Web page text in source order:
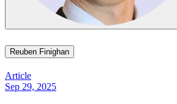
Reuben Finighan​​​​‌ ‍ ​‍​‍‌‍ ‌ ​‍‌‍‍‌‌‍‌ ‌‍‍‌‌‍ ‍​‍​‍​ ‍‍​‍​‍‌ ​ ‌‍​‌‌‍ ‍‌‍‍‌‌ ‌​‌ ‍‌​‍ ‍‌‍‍‌‌‍ ​‍​‍​‍ ​​‍​‍‌‍‍​‌ ​‍‌‍‌‌‌‍‌‍​‍​‍​ ‍‍​‍​‍‌‍‍​‌ ‌​‌ ‌​‌ ​​​ ‍‍​‍ ​‍ ‌‍ ​‌‍ ‌‍​ ‌‍​‌‌‍ ​‌‍‍​‌‍ ‌ ​ ‌ ‌​​ ‍‍​ ​ ​ ​ ​ ​ ​ ​ ​‍ ‌‍‍‌‌‍ ‍‌ ‌​‌‍‌‌‌‍ ‍‌ ‌​​‍ ‌‍‌‌‌‍‌​‌‍‍‌‌ ‌​​‍ ‌‍ ‌‌‍ ‌‍‌​‌‍‌‌​ ‌‌ ​​‌ ​‍‌‍‌‌‌ ​ ‌‍‌‌‌‍ ‍‌ ‌​‌‍​‌‌ ‌​‌‍‍‌‌‍ ‌‍ ‍​ ‍ ‌‍‍‌‌‍‌​​ ‌​ ‌​​ ‍​​ ‌‌‌‍​ ​ ​‍​ ‌ ​ ‌ ​ ‌​​‍ ‌​ ​ ​ ​‌​ ​ ​ ​ ​‍ ‌​ ‌​‌‍​ ​ ​ ​ ‌​​‍ ‌‌‍​‍​ ‍​​ ​‌‌‍​‍​‍ ‌​ ‌‌​ ‌ ​ ​‌​ ‍‌​ ​‌‌‍‌​‌‍​‍​ ‌‍​ ‌​‌‍​‌‌‍‌‌‌‍‌​​ ‍ ‌ ‌​‌ ‍‌‌ ​​‌‍‌‌​ ‌‌‍​‌‌ ‌‌‌ ‌​‌‍‍​‌‍ ‌ ​‍​ ‍ ‌ ​​‌‍​‌‌ ‌​‌‍‍​​ ‌‌‍ ‍‌‍​‌‌‍ ‌‌‍‌‌​ ‌‍​‍‌‍​‌‌ ​ ‌‍‌‌‌‌‌‌‌ ​‍‌‍ ​​ ‌‌‍‍​‌ ‌​‌ ‌​‌ ​​​‍‌‌​ ​ ‌​​‌​‍‌‌​ ​‍‌​‌‍​‍‌‌​ ​‍‌​‌‍‌‍ ​‌‍ ‌‍​ ‌‍​‌‌‍ ​‌‍‍​‌‍ ‌ ​ ‌ ‌​​‍‌‌​ ​ ‌​​‌​ ​ ​ ​ ​ ​ ​ ​ ​‍‌‍‌‍‍‌‌‍‌​​ ‌​ ‌​​ ‍​​ ‌‌‌‍​ ​ ​‍​ ‌ ​ ‌ ​ ‌​​‍ ‌​ ​ ​ ​‌​ ​ ​ ​ ​‍ ‌​ ‌​‌‍​ ​ ​ ​ ‌​​‍ ‌‌‍​‍​ ‍​​ ​‌‌‍​‍​‍ ‌​ ‌‌​ ‌ ​ ​‌​ ‍‌​ ​‌‌‍‌​‌‍​‍​ ‌‍​ ‌​‌‍​‌‌‍‌‌‌‍‌​​‍‌‍‌ ‌​‌ ‍‌‌ ​​‌‍‌‌​ ‌‌‍​‌‌ ‌‌‌ ‌​‌‍‍​‌‍ ‌ ​‍​‍‌‍‌ ​​‌‍​‌‌ ‌​‌‍‍​​ ‌‌‍ ‍‌‍​‌‌‍ ‌‌‍‌‌​‍‌‍‌ ​​‌‍‌‌‌ ​‍‌ ​ ‌ ​​‌‍‌‌‌‍​ ‌ ‌​‌‍‍‌‌ ‌‍‌‍‌‌​ ‌‌ ​​‌ ‌‌‌‍​‍‌‍ ​‌‍‍‌‌ ​ ‌‍‍​‌‍‌‌‌‍‌​​‍​‍‌ ‌
Article
Sep 29, 2025